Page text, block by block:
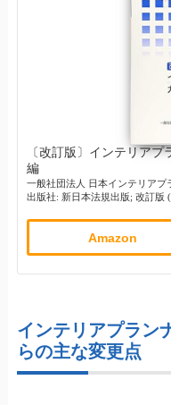
〔改訂版〕インテリア
編
一般社団法人 日本インテリアプ
出版社: 新日本法規出版; 改訂版
Amazon
インテリアプラン
らの主な変更点